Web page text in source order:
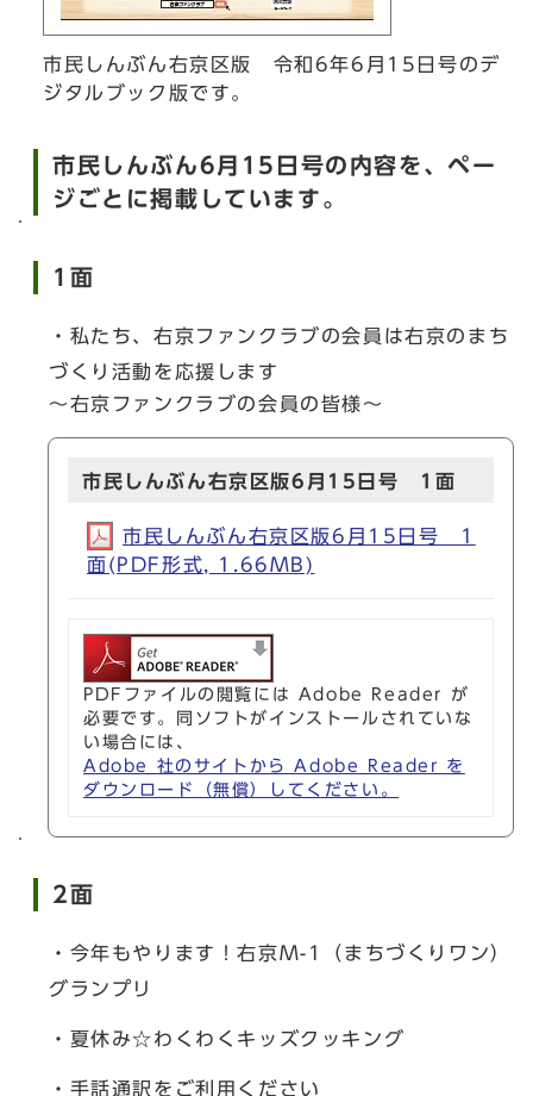
市民しんぶん右京区版 令和6年6月15日号のデ
ジタルブック版です。
市民しんぶん6月15日号の内容を、ペー
ジごとに掲載しています。
1面
・私たち、右京ファンクラブの会員は右京のまち
づくり活動を応援します
～右京ファンクラブの会員の皆様～
市民しんぶん右京区版6月15日号 1面
市民しんぶん右京区版6月15日号 1
面(PDF形式, 1.66MB)
PDFファイルの閲覧には Adobe Reader が
必要です。同ソフトがインストールされていな
い場合には、
Adobe 社のサイトから Adobe Reader を
ダウンロード（無償）してください。
2面
・今年もやります！右京M-1（まちづくりワン）
グランプリ
・夏休み☆わくわくキッズクッキング
・手話通訳をご利用ください